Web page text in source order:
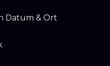
Datum & Ort